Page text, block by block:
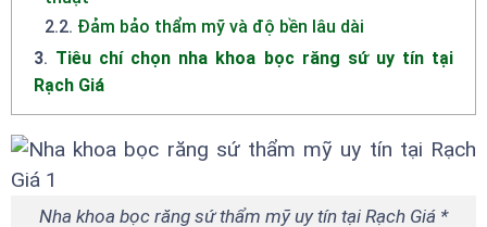
2.2. Đảm bảo thẩm mỹ và độ bền lâu dài
3. Tiêu chí chọn nha khoa bọc răng sứ uy tín tại
Rạch Giá
Nha khoa bọc răng sứ thẩm mỹ uy tín tại Rạch Giá *